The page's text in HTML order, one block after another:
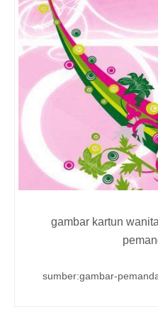
gambar kartun
sumber:gambar-